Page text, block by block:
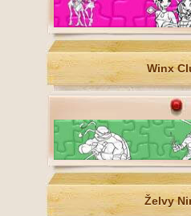
Winx
Želvy